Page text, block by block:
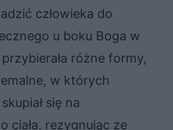
człowieka do
u boku Boga w
różne formy,
w których
się na
ciała, rezygnując ze